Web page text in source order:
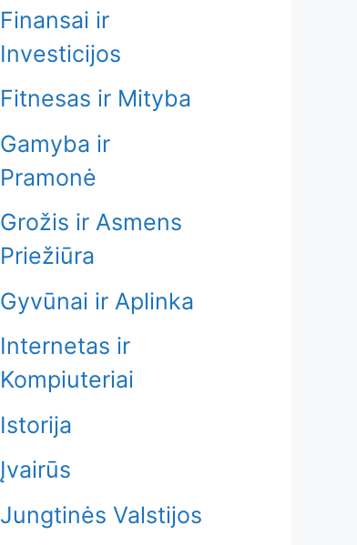
Finansai ir
Investicijos
Fitnesas ir Mityba
Gamyba ir
Pramonė
Grožis ir Asmens
Priežiūra
Gyvūnai ir Aplinka
Internetas ir
Kompiuteriai
Istorija
Įvairūs
Jungtinės Valstijos